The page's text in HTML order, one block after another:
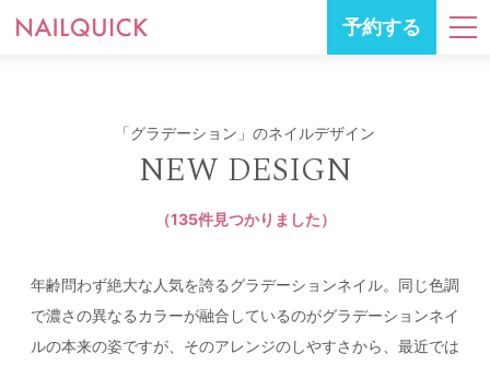
予約する
「グラデーション」のネイルデザイン
NEW DESIGN
（135件見つかりました）
年齢問わず絶大な人気を誇るグラデーションネイル。同じ色調
で濃さの異なるカラーが融合しているのがグラデーションネイ
ルの本来の姿ですが、そのアレンジのしやすさから、最近では